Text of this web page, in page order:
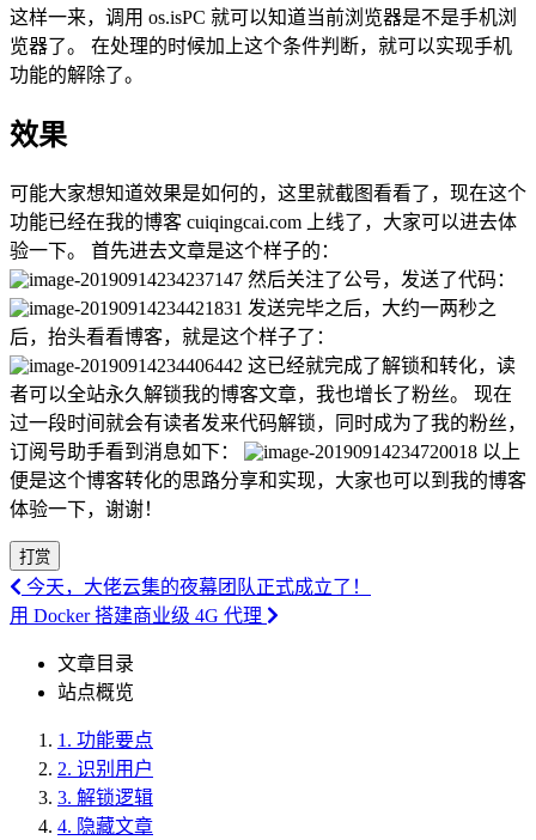
这样一来，调用 os.isPC 就可以知道当前浏览器是不是手机浏
览器了。 在处理的时候加上这个条件判断，就可以实现手机
功能的解除了。
效果
可能大家想知道效果是如何的，这里就截图看看了，现在这个
功能已经在我的博客 cuiqingcai.com 上线了，大家可以进去体
验一下。 首先进去文章是这个样子的：
然后关注了公号，发送了代码：
发送完毕之后，大约一两秒之
后，抬头看看博客，就是这个样子了：
这已经就完成了解锁和转化，读
者可以全站永久解锁我的博客文章，我也增长了粉丝。 现在
过一段时间就会有读者发来代码解锁，同时成为了我的粉丝，
订阅号助手看到消息如下：
以上
便是这个博客转化的思路分享和实现，大家也可以到我的博客
体验一下，谢谢！
打赏
今天，大佬云集的夜幕团队正式成立了！
用 Docker 搭建商业级 4G 代理
文章目录
站点概览
1. 功能要点
2. 识别用户
3. 解锁逻辑
4. 隐藏文章